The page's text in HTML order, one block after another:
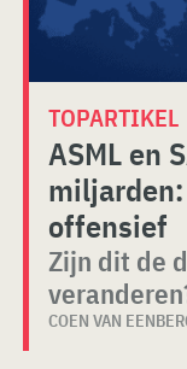
TOPARTIKEL
ASML en
offensief
Zijn dit de
COEN VAN